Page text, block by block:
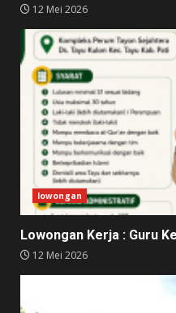
12 Mei 2026
lowongan
Lowongan Kerja : Guru
12 Mei 2026